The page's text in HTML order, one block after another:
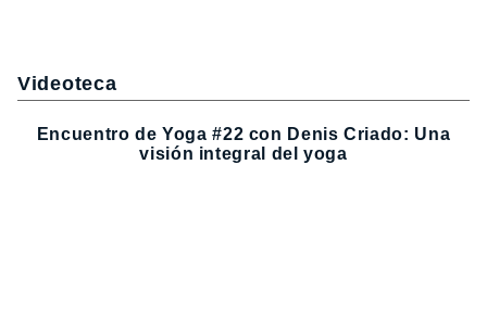
Videoteca
Encuentro de Yoga #22 con Denis Criado: Una
visión integral del yoga